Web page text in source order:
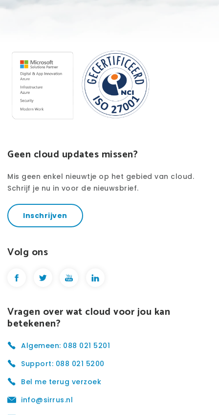
Geen cloud updates missen?
Mis geen enkel nieuwtje op het gebied van cloud.
Schrijf je nu in voor de nieuwsbrief.
Inschrijven
Volg ons
Vragen over wat cloud voor jou kan
betekenen?
Algemeen: 088 021 5201
Support: 088 021 5200
Bel me terug verzoek
info@sirrus.nl